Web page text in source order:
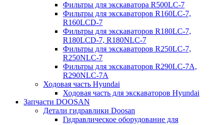
Фильтры для экскаватора R500LC-7
Фильтры для экскаваторов R160LC-7,
R160LCD-7
Фильтры для экскаваторов R180LC-7,
R180LCD-7, R180NLC-7
Фильтры для экскаваторов R250LC-7,
R250NLC-7
Фильтры для экскаваторов R290LC-7A,
R290NLC-7A
Ходовая часть Hyundai
Ходовая часть для экскаваторов Hyundai
Запчасти DOOSAN
Детали гидравлики Doosan
Гидравлическое оборудование для